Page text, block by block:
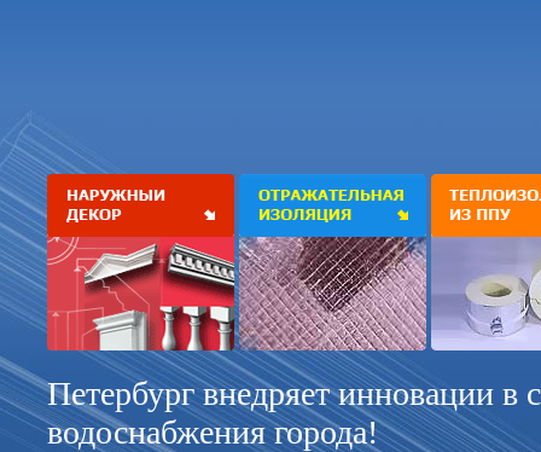
Петербург внедряет инновации в
водоснабжения города!